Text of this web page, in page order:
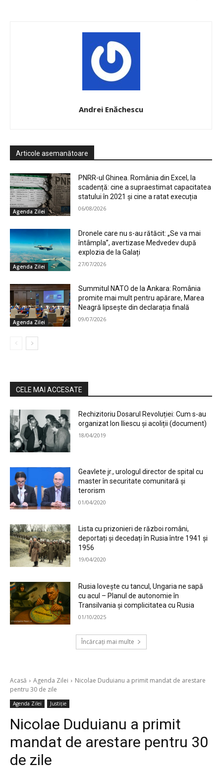
Andrei Enăchescu
Articole asemanătoare
Agenda Zilei
PNRR-ul Ghinea. România din Excel, la
scadență: cine a supraestimat capacitatea
statului în 2021 și cine a ratat execuția
06/08/2026
Agenda Zilei
Dronele care nu s-au rătăcit: „Se va mai
întâmpla”, avertizase Medvedev după
explozia de la Galați
27/07/2026
Agenda Zilei
Summitul NATO de la Ankara: România
promite mai mult pentru apărare, Marea
Neagră lipsește din declarația finală
09/07/2026
CELE MAI ACCESATE
Rechizitoriu Dosarul Revoluției: Cum s-au
organizat Ion Iliescu și acoliții (document)
18/04/2019
Geavlete jr., urologul director de spital cu
master în securitate comunitară și
terorism
01/04/2020
Lista cu prizonieri de război români,
deportați și decedați în Rusia între 1941 și
1956
19/04/2020
Rusia lovește cu tancul, Ungaria ne sapă
cu acul – Planul de autonomie în
Transilvania și complicitatea cu Rusia
01/10/2025
Încărcați mai multe